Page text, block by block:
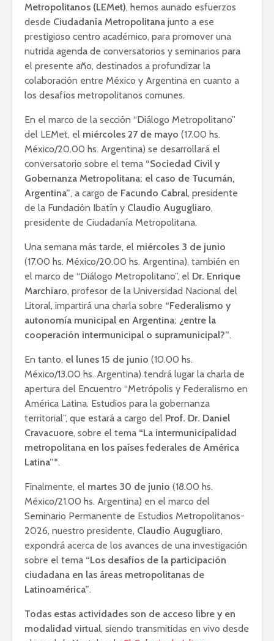
Metropolitanos (LEMet), hemos aunado esfuerzos
desde Ciudadanía Metropolitana junto a ese
prestigioso centro académico, para promover una
nutrida agenda de conversatorios y seminarios para
el presente año, destinados a profundizar la
colaboración entre México y Argentina en cuanto a
los desafíos metropolitanos comunes.
En el marco de la sección “Diálogo Metropolitano”
del LEMet, el miércoles 27 de mayo (17.00 hs.
México/20.00 hs. Argentina) se desarrollará el
conversatorio sobre el tema “Sociedad Civil y
Gobernanza Metropolitana: el caso de Tucumán,
Argentina”, a cargo de Facundo Cabral, presidente
de la Fundación Ibatín y Claudio Augugliaro,
presidente de Ciudadanía Metropolitana.
Una semana más tarde, el miércoles 3 de junio
(17.00 hs. México/20.00 hs. Argentina), también en
el marco de “Diálogo Metropolitano”, el Dr. Enrique
Marchiaro, profesor de la Universidad Nacional del
Litoral, impartirá una charla sobre “Federalismo y
autonomía municipal en Argentina: ¿entre la
cooperación intermunicipal o supramunicipal?”.
En tanto, el lunes 15 de junio (10.00 hs.
México/13.00 hs. Argentina) tendrá lugar la charla de
apertura del Encuentro “Metrópolis y Federalismo en
América Latina. Estudios para la gobernanza
territorial”, que estará a cargo del Prof. Dr. Daniel
Cravacuore, sobre el tema “La intermunicipalidad
metropolitana en los países federales de América
Latina”*.
Finalmente, el martes 30 de junio (18.00 hs.
México/21.00 hs. Argentina) en el marco del
Seminario Permanente de Estudios Metropolitanos-
2026, nuestro presidente, Claudio Augugliaro,
expondrá acerca de los avances de una investigación
sobre el tema “Los desafíos de la participación
ciudadana en las áreas metropolitanas de
Latinoamérica”.
Todas estas actividades son de acceso libre y en
modalidad virtual, siendo transmitidas en vivo desde